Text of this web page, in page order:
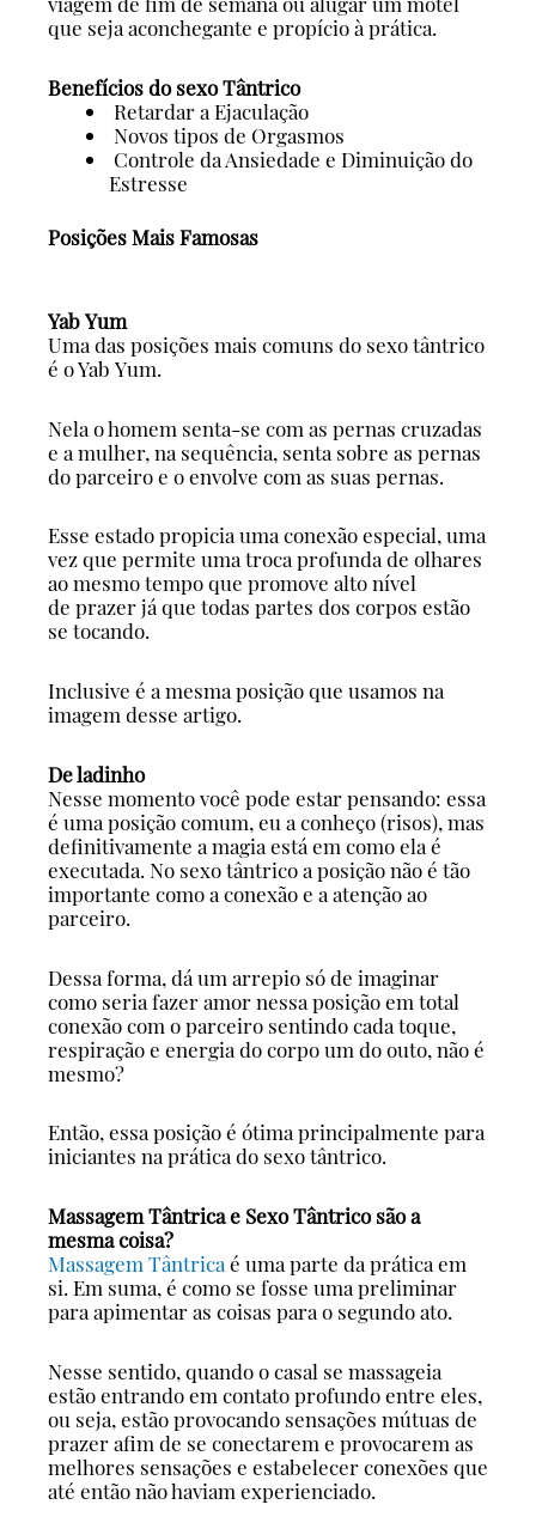
que seja aconchegante e propício à prática.
Benefícios do sexo Tântrico
Retardar a Ejaculação
Novos tipos de Orgasmos
Controle da Ansiedade e Diminuição do
Estresse
Posições Mais Famosas
YabYum
Uma das posições mais comuns do sexo tântrico
é o Yab Yum.
Nela o homem senta-se com as pernas cruzadas
e a mulher, na sequência, senta sobre as pernas
do parceiro e o envolve com as suas pernas.
Esse estado propicia uma conexão especial, uma
vez que permite uma troca profunda de olhares
ao mesmo tempo que promove alto nível
de prazer já que todas partes dos corpos estão
se tocando.
Inclusive é a mesma posição que usamos na
imagem desse artigo.
De ladinho
Nesse momento você pode estar pensando: essa
é uma posição comum, eu a conheço (risos), mas
definitivamente a magia está em como ela é
executada. No sexo tântrico a posição não é tão
importante como a conexão e a atenção ao
parceiro.
Dessa forma, dá um arrepio só de imaginar
como seria fazer amor nessa posição em total
conexão com o parceiro sentindo cada toque,
respiração e energia do corpo um do outo, não é
mesmo?
Então, essa posição é ótima principalmente para
iniciantes na prática do sexo tântrico.
Massagem Tântrica e Sexo Tântrico são a
mesma coisa?
Massagem Tântrica é uma parte da prática em
si. Em suma, é como se fosse uma preliminar
para apimentar as coisas para o segundo ato.
Nesse sentido, quando o casal se massageia
estão entrando em contato profundo entre eles,
ou seja, estão provocando sensações mútuas de
prazer afim de se conectarem e provocarem as
melhores sensações e estabelecer conexões que
até então não haviam experienciado.